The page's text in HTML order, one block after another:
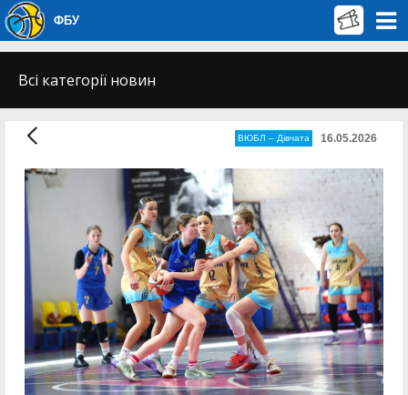
ФБУ
Всі категорії новин
ВЮБЛ – Дiвчата 16.05.2026